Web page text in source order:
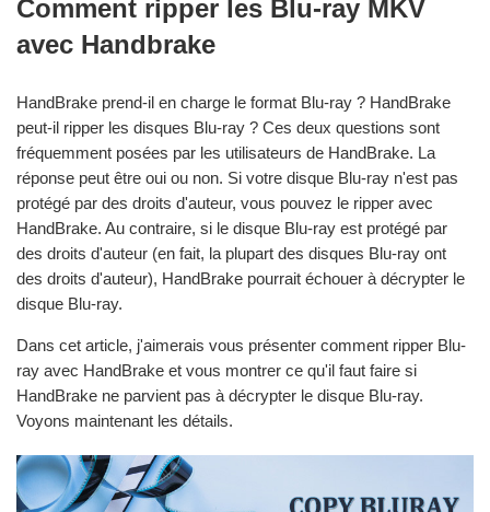
Comment ripper les Blu-ray MKV
avec Handbrake
HandBrake prend-il en charge le format Blu-ray ? HandBrake
peut-il ripper les disques Blu-ray ? Ces deux questions sont
fréquemment posées par les utilisateurs de HandBrake. La
réponse peut être oui ou non. Si votre disque Blu-ray n'est pas
protégé par des droits d'auteur, vous pouvez le ripper avec
HandBrake. Au contraire, si le disque Blu-ray est protégé par
des droits d'auteur (en fait, la plupart des disques Blu-ray ont
des droits d'auteur), HandBrake pourrait échouer à décrypter le
disque Blu-ray.
Dans cet article, j'aimerais vous présenter comment ripper Blu-
ray avec HandBrake et vous montrer ce qu'il faut faire si
HandBrake ne parvient pas à décrypter le disque Blu-ray.
Voyons maintenant les détails.